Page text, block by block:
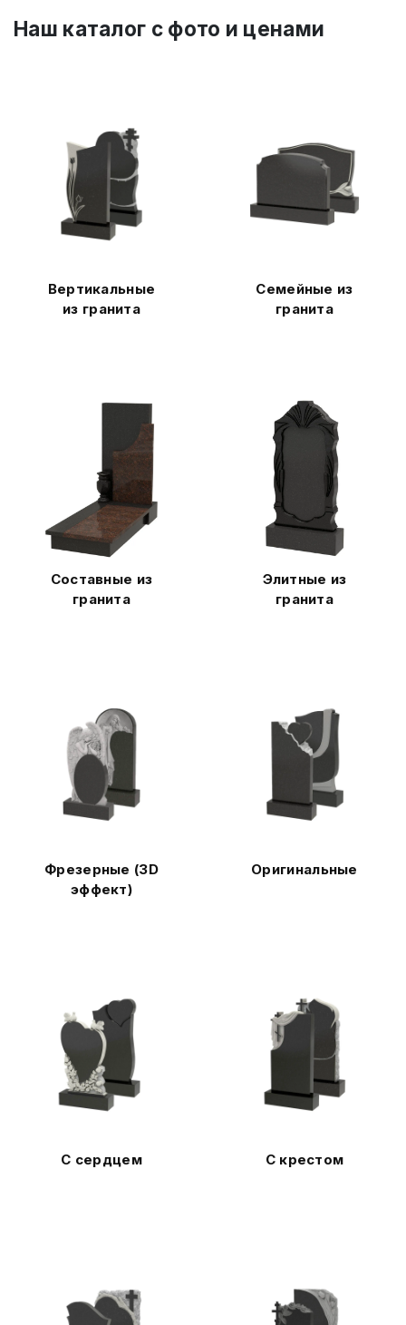
Наш каталог c фото и ценами
Вертикальные
из гранита
Семейные из
гранита
Составные из
гранита
Элитные из
гранита
Фрезерные (3D
эффект)
Оригинальные
С сердцем С крестом